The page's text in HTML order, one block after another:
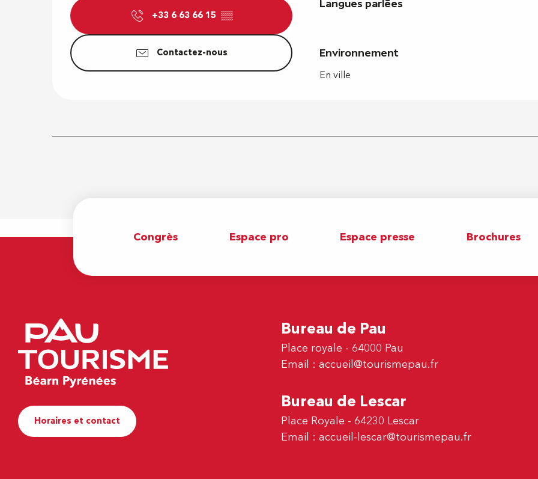
+33 6 63 66 15 ▒▒
Contactez-nous
Langues parlées
Langues parlées
Environnement
Environnement
En ville
Congrès Espace pro Espace presse Brochures
Horaires et contact
Bureau de Pau
Place royale - 64000 Pau
Email : accueil@tourismepau.fr
Bureau de Lescar
Place Royale - 64230 Lescar
Email : accueil-lescar@tourismepau.fr